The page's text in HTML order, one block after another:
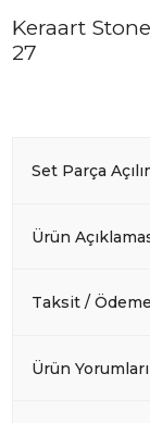
Keraart
27
Set Parça
Ürün
Taksit /
Ürün Yorumları